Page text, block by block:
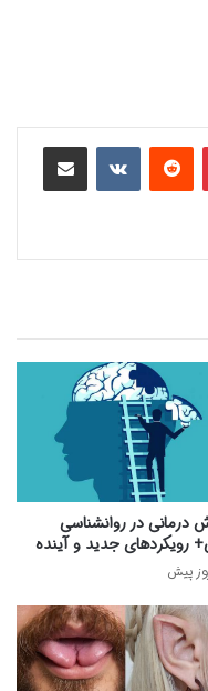
‫پین‌ترست ‫رددیت
درمانی در روانشناسی
رویکردهای جدید و آینده